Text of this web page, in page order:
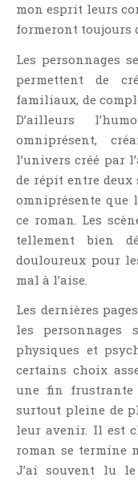
mon esprit leurs
formeront toujours
Les personnages
permettent de
familiaux, de
D’ailleurs
omniprésent,
l’univers créé par
de répit entre deux
omniprésente que
ce roman. Les
tellement bien
douloureux pour
mal à l’aise.
Les dernières
les personnages
physiques et
certains choix
une fin frustrante
surtout pleine de
leur avenir. Il est
roman se termine
J’ai souvent lu le